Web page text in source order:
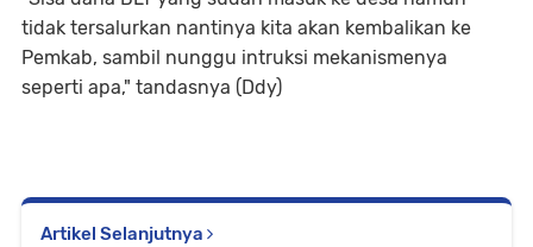
tidak tersalurkan nantinya kita akan kembalikan ke
Pemkab, sambil nunggu intruksi mekanismenya
seperti apa," tandasnya (Ddy)
Artikel Selanjutnya